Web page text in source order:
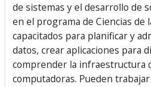
de sistemas y el desarrollo de
en el programa de Ciencias de
capacitados para planificar y
datos, crear aplicaciones para
comprender la infraestructura
computadoras. Pueden